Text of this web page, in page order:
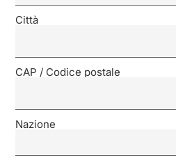
Città
CAP / Codice postale
Nazione